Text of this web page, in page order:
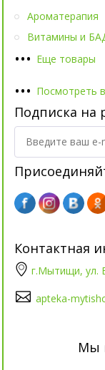
••• Еще товары
Ароматерапия
Витамины и
••• Посмотреть
Подписка на
Контактная
г.Мытищи, ул.
apteka-
Мы